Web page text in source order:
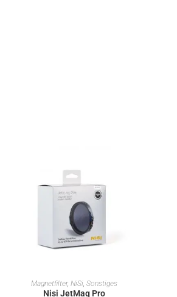
IN DEN WARENKORB
Magnetfilter,NiSi,Sonstiges
Nisi JetMag Pro